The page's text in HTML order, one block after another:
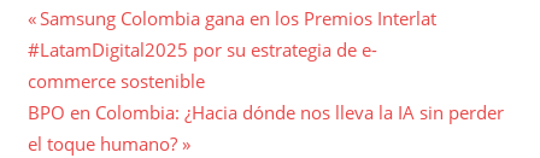
Navegación
de
entradas
Entrada
anterior:
Samsung Colombia gana en los Premios Interlat
#LatamDigital2025 por su estrategia de e-
commerce sostenible
Entrada
siguiente:
BPO en Colombia: ¿Hacia dónde nos lleva la IA sin perder
el toque humano?